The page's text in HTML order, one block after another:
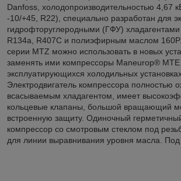
Danfoss, холодопроизводительностью 4,67
-10/+45, R22), специально разработан для
гидрофторуглеродными (ГФУ)
R134a, R407C и полиэфирным маслом
серии MTZ можно использовать в новых
заменять ими компрессоры Maneurop® МТЕ
эксплуатирующихся холодильных
Электродвигатель компрессора полностью
всасываемым хладагентом, имеет
кольцевые клапаны, большой вращающий
встроенную защиту. Одиночный
компрессор со смотровым стеклом под
для линии выравнивания уровня масла. Под